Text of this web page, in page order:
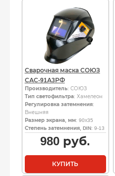
Сварочная маска СОЮЗ
САС-91А3РФ
Производитель: СОЮЗ
Тип светофильтра: Хамелеон
Регулировка затемнения:
Внешняя
Размер экрана, мм: 90х35
Степень затемнения, DIN: 9-13
980 руб.
КУПИТЬ